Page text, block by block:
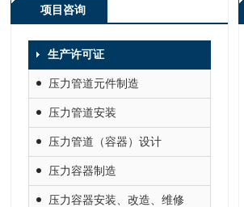
项目咨询
生产许可证
压力管道元件制造
压力管道安装
压力管道（容器）设计
压力容器制造
压力容器安装、改造、维修